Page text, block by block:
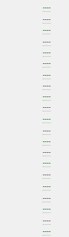
----
----
----
----
----
----
----
----
----
----
----
----
----
----
----
----
----
----
----
----
----